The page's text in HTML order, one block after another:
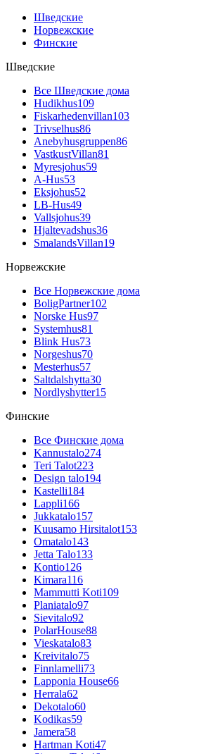
Шведские
Норвежские
Финские
Шведские
Все Шведские дома
Hudikhus109
Fiskarhedenvillan103
Trivselhus86
Anebyhusgruppen86
VastkustVillan81
Myresjohus59
A-Hus53
Eksjohus52
LB-Hus49
Vallsjohus39
Hjaltevadshus36
SmalandsVillan19
Норвежские
Все Норвежские дома
BoligPartner102
Norske Hus97
Systemhus81
Blink Hus73
Norgeshus70
Mesterhus57
Saltdalshytta30
Nordlyshytter15
Финские
Все Финские дома
Kannustalo274
Teri Talot223
Design talo194
Kastelli184
Lappli166
Jukkatalo157
Kuusamo Hirsitalot153
Omatalo143
Jetta Talo133
Kontio126
Kimara116
Mammutti Koti109
Planiatalo97
Sievitalo92
PolarHouse88
Vieskatalo83
Kreivitalo75
Finnlamelli73
Lapponia House66
Herrala62
Dekotalo60
Kodikas59
Jamera58
Hartman Koti47